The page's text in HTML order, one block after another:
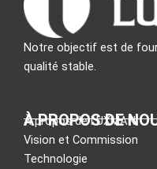
Notre objectif est de
qualité stable.
À PROPOS DE
À propos de LUXMAN
Vision et Commission
Technologie